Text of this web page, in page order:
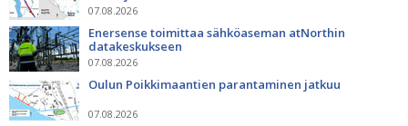
07.08.2026
Enersense toimittaa sähköaseman atNorthin
datakeskukseen
07.08.2026
Oulun Poikkimaantien parantaminen jatkuu
07.08.2026